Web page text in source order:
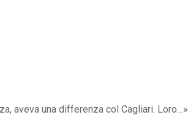
aveva una differenza col Cagliari. Loro…»